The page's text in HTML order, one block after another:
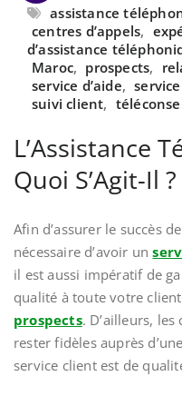
assistance
centres d’appels,
d’assistance
Maroc, prospects,
service d’aide,
suivi client,
L’Assistance
Quoi S’Agit-Il ?
Afin d’assurer le succès
nécessaire d’avoir un
il est aussi impératif de
qualité à toute votre
prospects. D’ailleurs,
rester fidèles auprès
service client est de